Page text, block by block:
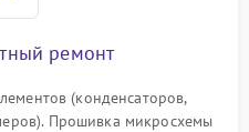
ремонт
(конденсаторов,
Прошивка микросхемы